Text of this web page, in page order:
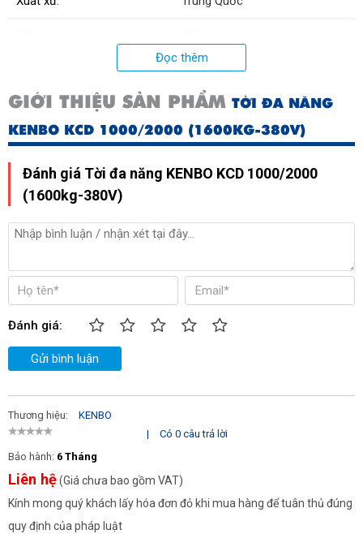
800kg
Công suất 3kw
Đọc thêm
GIỚI THIỆU SẢN PHẨM TỜI ĐA NĂNG
KENBO KCD 1000/2000 (1600KG-380V)
Đánh giá Tời đa năng KENBO KCD 1000/2000
(1600kg-380V)
Đánh giá:
Gửi bình luận
Thương hiệu:
KENBO
|
Có 0 câu trả lời
Bảo hành: 6 Tháng
Liên hệ(Giá chưa bao gồm VAT)
Kính mong quý khách lấy hóa đơn đỏ khi mua hàng để tuân thủ đúng
quy định của pháp luật